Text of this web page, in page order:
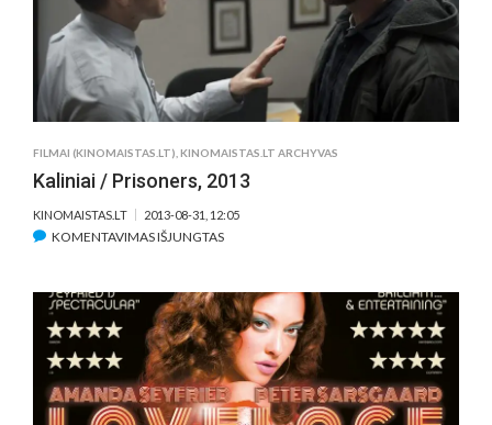
FILMAI (KINOMAISTAS.LT) KINOMAISTAS.LT ARCHYVAS
Kaliniai / Prisoners, 2013
KINOMAISTAS.LT 2013-08-31, 12:05
KOMENTAVIMAS IŠJUNGTASĮRAŠE
PRISONERS,
2013